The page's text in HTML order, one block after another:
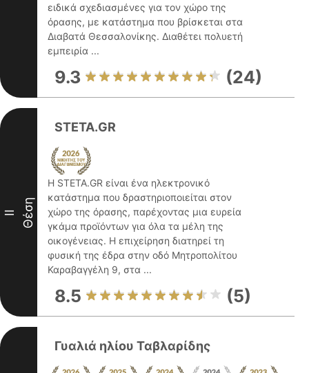
ειδικά σχεδιασμένες για τον χώρο της
όρασης, με κατάστημα που βρίσκεται στα
Διαβατά Θεσσαλονίκης. Διαθέτει πολυετή
εμπειρία ...
9.3 (24)
II Θέση
STETA.GR
Η STETA.GR είναι ένα ηλεκτρονικό
κατάστημα που δραστηριοποιείται στον
χώρο της όρασης, παρέχοντας μια ευρεία
γκάμα προϊόντων για όλα τα μέλη της
οικογένειας. Η επιχείρηση διατηρεί τη
φυσική της έδρα στην οδό Μητροπολίτου
Καραβαγγέλη 9, στα ...
8.5 (5)
Γυαλιά ηλίου Ταβλαρίδης